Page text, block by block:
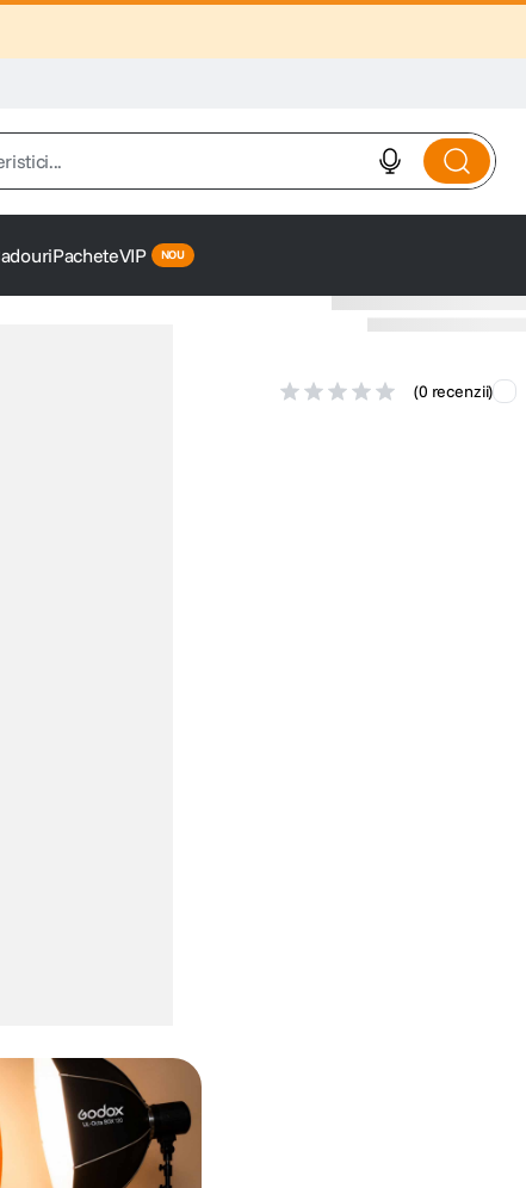
PacheteVIP
(0 recenzii)